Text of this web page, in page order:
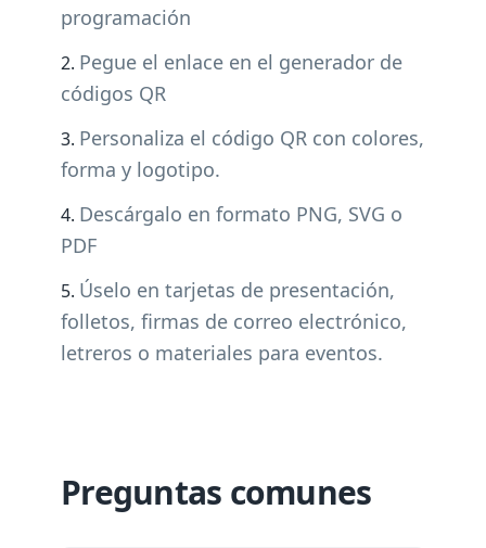
programación
Pegue el enlace en el generador de
códigos QR
Personaliza el código QR con colores,
forma y logotipo.
Descárgalo en formato PNG, SVG o
PDF
Úselo en tarjetas de presentación,
folletos, firmas de correo electrónico,
letreros o materiales para eventos.
Preguntas comunes